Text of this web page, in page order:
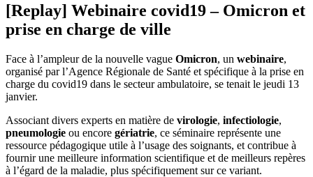
[Replay] Webinaire covid19 – Omicron et
prise en charge de ville
Face à l’ampleur de la nouvelle vague Omicron, un webinaire,
organisé par l’Agence Régionale de Santé et spécifique à la prise en
charge du covid19 dans le secteur ambulatoire, se tenait le jeudi 13
janvier.
Associant divers experts en matière de virologie, infectiologie,
pneumologie ou encore gériatrie, ce séminaire représente une
ressource pédagogique utile à l’usage des soignants, et contribue à
fournir une meilleure information scientifique et de meilleurs repères
à l’égard de la maladie, plus spécifiquement sur ce variant.